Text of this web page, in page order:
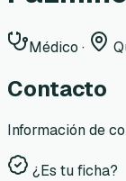
Médico ·
Contacto
Información de
¿Es tu ficha?